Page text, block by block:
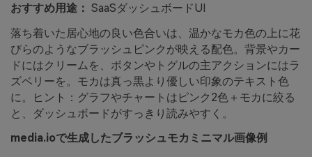
おすすめ用途： SaaSダッシュボードUI
落ち着いた居心地の良い色合いは、温かなモカ色の上に花
びらのようなブラッシュピンクが映える配色。背景やカー
ドにはクリームを、ボタンやトグルの主アクションにはラ
ズベリーを。モカは真っ黒より優しい印象のテキスト色
に。ヒント：グラフやチャートはピンク2色＋モカに絞る
と、ダッシュボードがすっきり読みやすく。
media.ioで生成したブラッシュモカミニマル画像例